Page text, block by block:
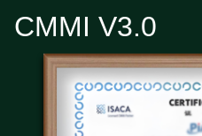
CMMI V3.0